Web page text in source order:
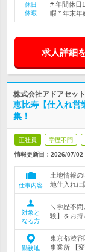
休日
休暇
# 年間休日
暇 * 年末年
求人詳細
株式会社アドアセッ
恵比寿【仕入れ営
集！
正社員 学歴不問
情報更新日：2026/07/02
仕事内容
土地情報
地仕入れに
対象と
なる方
＼学歴不
験】をお
勤務地
東京都渋谷
事業所 【